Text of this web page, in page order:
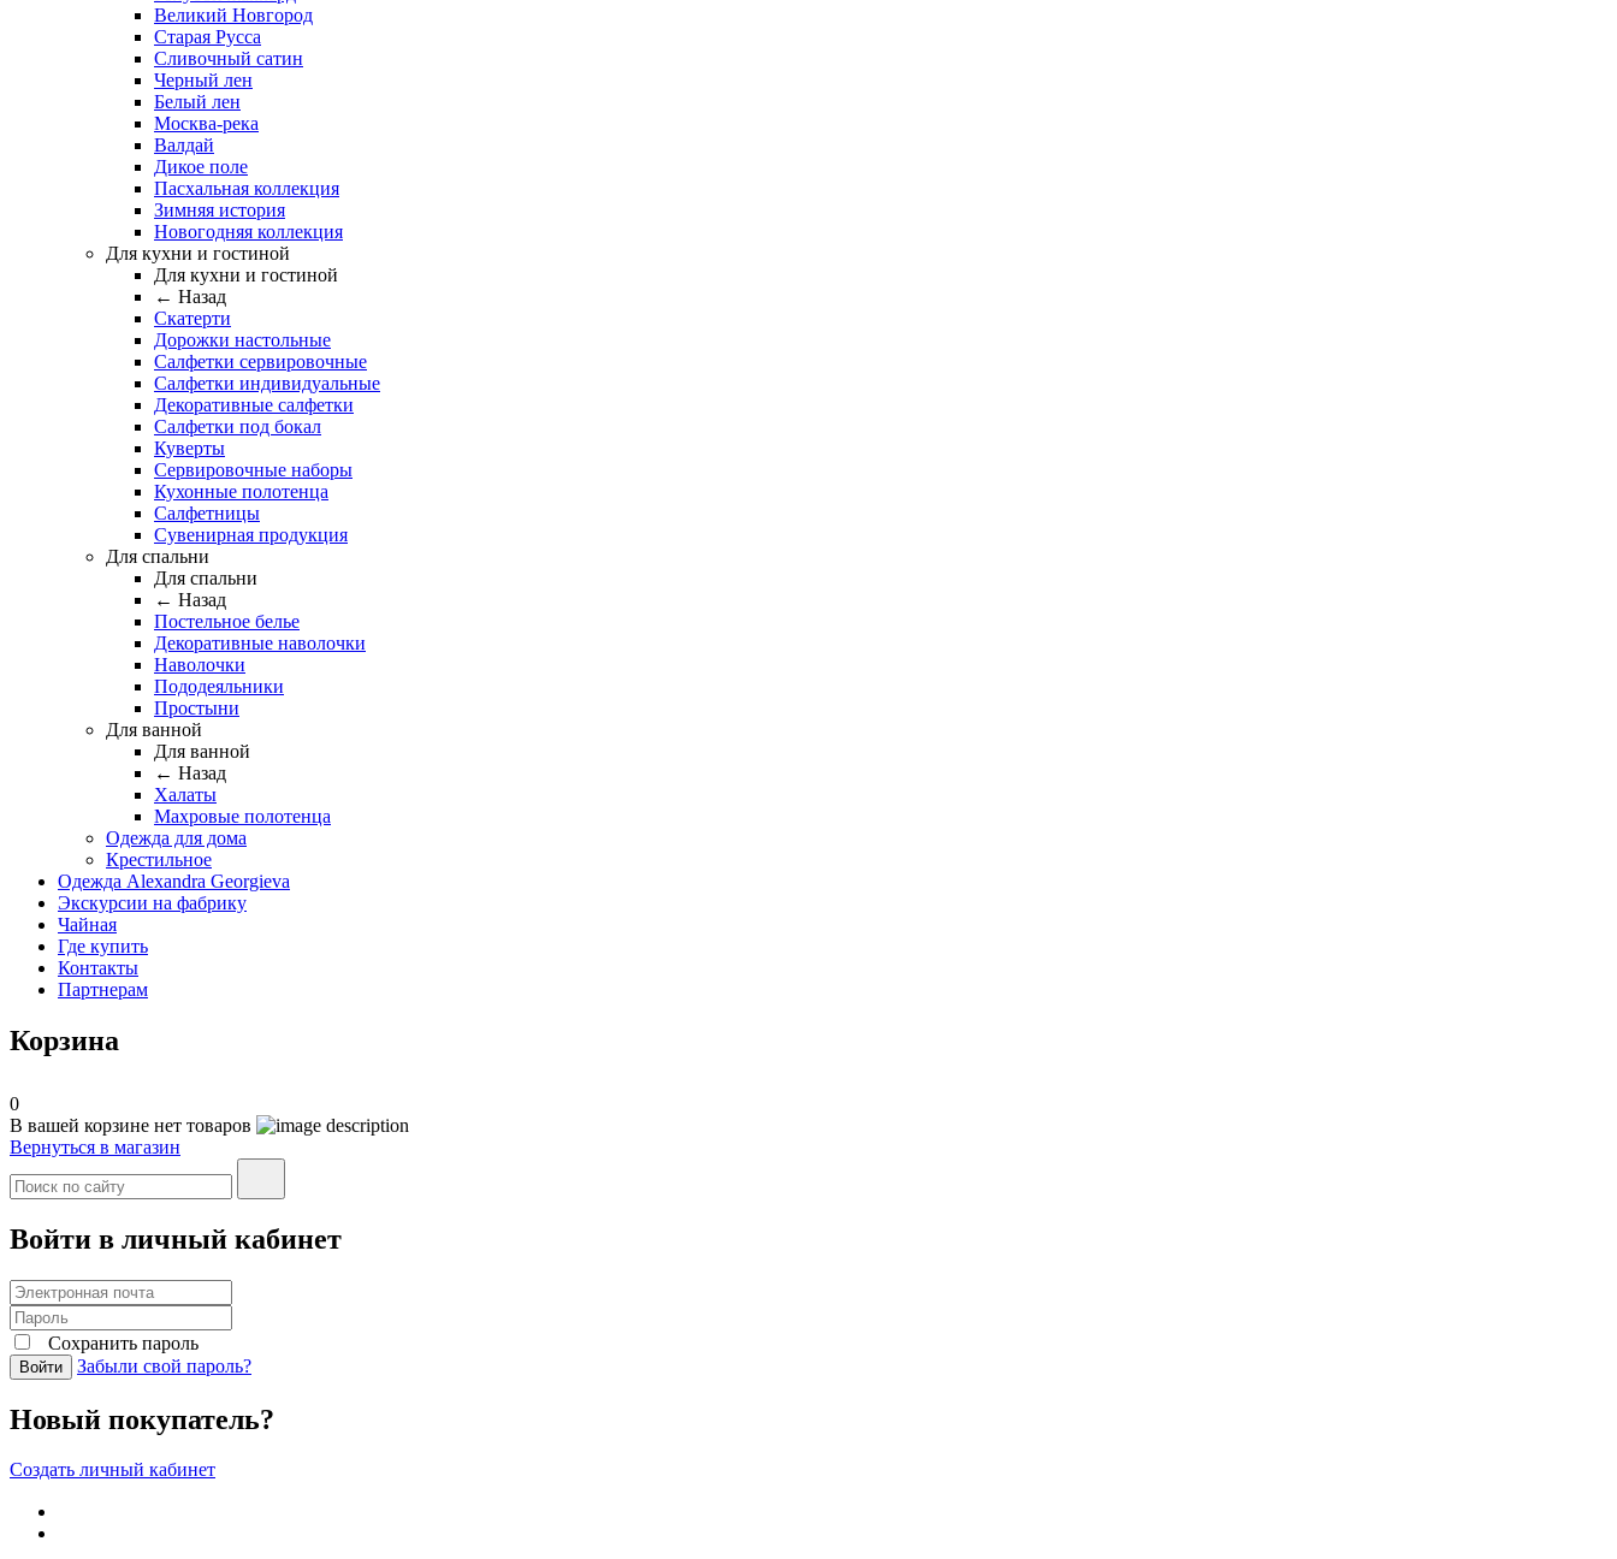
Великий Новгород
Старая Русса
Сливочный сатин
Черный лен
Белый лен
Москва-река
Валдай
Дикое поле
Пасхальная коллекция
Зимняя история
Новогодняя коллекция
Для кухни и гостиной
Для кухни и гостиной
← Назад
Скатерти
Дорожки настольные
Салфетки сервировочные
Салфетки индивидуальные
Декоративные салфетки
Салфетки под бокал
Куверты
Сервировочные наборы
Кухонные полотенца
Салфетницы
Сувенирная продукция
Для спальни
Для спальни
← Назад
Постельное белье
Декоративные наволочки
Наволочки
Пододеяльники
Простыни
Для ванной
Для ванной
← Назад
Халаты
Махровые полотенца
Одежда для дома
Крестильное
Одежда Alexandra Georgieva
Экскурсии на фабрику
Чайная
Где купить
Контакты
Партнерам
Корзина
0
В вашей корзине нет товаров
Вернуться в магазин
Войти в личный кабинет
Сохранить пароль
Войти Забыли свой пароль?
Новый покупатель?
Создать личный кабинет